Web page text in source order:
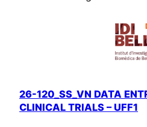
26-120_SS_VN DATA
CLINICAL TRIALS – UFF1